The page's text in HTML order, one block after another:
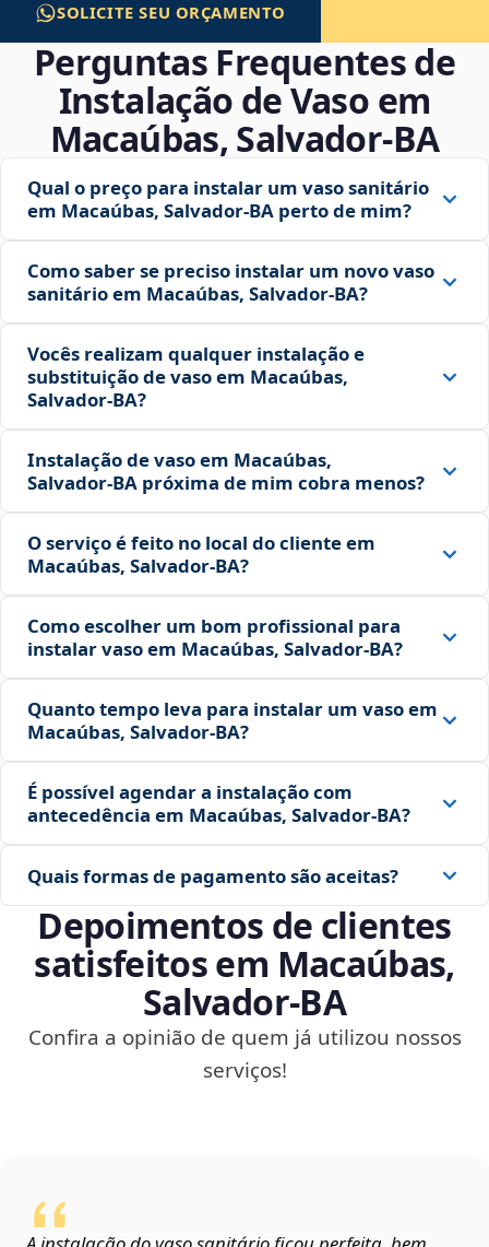
SOLICITE SEU ORÇAMENTO
Perguntas Frequentes de
Instalação de Vaso em
Macaúbas, Salvador‑BA
Qual o preço para instalar um vaso sanitário
em Macaúbas, Salvador‑BA perto de mim?
Como saber se preciso instalar um novo vaso
sanitário em Macaúbas, Salvador‑BA?
Vocês realizam qualquer instalação e
substituição de vaso em Macaúbas,
Salvador‑BA?
Instalação de vaso em Macaúbas,
Salvador‑BA próxima de mim cobra menos?
O serviço é feito no local do cliente em
Macaúbas, Salvador‑BA?
Como escolher um bom profissional para
instalar vaso em Macaúbas, Salvador‑BA?
Quanto tempo leva para instalar um vaso em
Macaúbas, Salvador‑BA?
É possível agendar a instalação com
antecedência em Macaúbas, Salvador‑BA?
Quais formas de pagamento são aceitas?
Depoimentos de clientes
satisfeitos em Macaúbas,
Salvador‑BA
Confira a opinião de quem já utilizou nossos
serviços!